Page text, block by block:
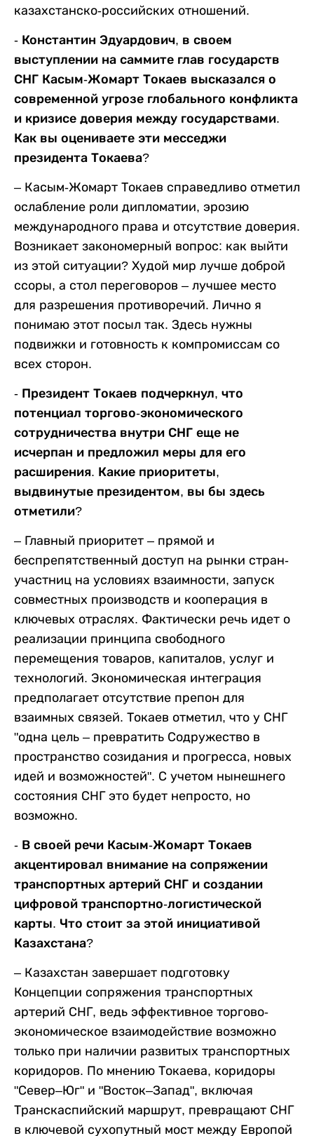
казахстанско-российских отношений.
- Константин Эдуардович, в своем
выступлении на саммите глав государств
СНГ Касым-Жомарт Токаев высказался о
современной угрозе глобального конфликта
и кризисе доверия между государствами.
Как вы оцениваете эти месседжи
президента Токаева?
– Касым-Жомарт Токаев справедливо отметил
ослабление роли дипломатии, эрозию
международного права и отсутствие доверия.
Возникает закономерный вопрос: как выйти
из этой ситуации? Худой мир лучше доброй
ссоры, а стол переговоров – лучшее место
для разрешения противоречий. Лично я
понимаю этот посыл так. Здесь нужны
подвижки и готовность к компромиссам со
всех сторон.
- Президент Токаев подчеркнул, что
потенциал торгово-экономического
сотрудничества внутри СНГ еще не
исчерпан и предложил меры для его
расширения. Какие приоритеты,
выдвинутые президентом, вы бы здесь
отметили?
– Главный приоритет – прямой и
беспрепятственный доступ на рынки стран-
участниц на условиях взаимности, запуск
совместных производств и кооперация в
ключевых отраслях. Фактически речь идет о
реализации принципа свободного
перемещения товаров, капиталов, услуг и
технологий. Экономическая интеграция
предполагает отсутствие препон для
взаимных связей. Токаев отметил, что у СНГ
"одна цель – превратить Содружество в
пространство созидания и прогресса, новых
идей и возможностей". С учетом нынешнего
состояния СНГ это будет непросто, но
возможно.
- В своей речи Касым-Жомарт Токаев
акцентировал внимание на сопряжении
транспортных артерий СНГ и создании
цифровой транспортно-логистической
карты. Что стоит за этой инициативой
Казахстана?
– Казахстан завершает подготовку
Концепции сопряжения транспортных
артерий СНГ, ведь эффективное торгово-
экономическое взаимодействие возможно
только при наличии развитых транспортных
коридоров. По мнению Токаева, коридоры
"Север–Юг" и "Восток–Запад", включая
Транскаспийский маршрут, превращают СНГ
в ключевой сухопутный мост между Европой